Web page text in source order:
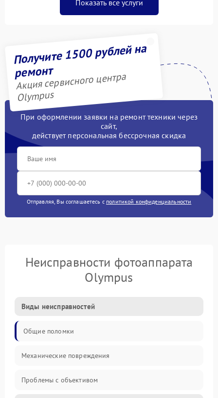
Показать все услуги
Получите 1500 рублей на
ремонт
Акция сервисного центра
Olympus
При оформлении заявки на ремонт техники через
сайт,
действует персональная бессрочная скидка
Отправляя, Вы соглашаетесь с политикой конфиденциальности
Неисправности фотоаппарата
Olympus
Виды неисправностей
Общие поломки
Механические повреждения
Проблемы с объективом